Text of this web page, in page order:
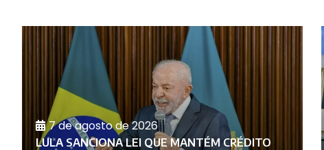
7 de agosto de 2026
LULA SANCIONA LEI QUE MANTÉM CRÉDITO